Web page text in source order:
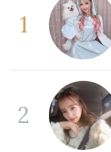
1
2